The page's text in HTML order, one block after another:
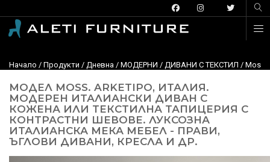
Начало / Продукти / Дневна / МОДЕРНИ / ДИВАНИ С ТЕКСТИЛ / Moss,
МОДЕЛ MOSS. ARKETIPO, ИТАЛИЯ.
МОДЕРЕН ИТАЛИАНСКИ ДИВАН С
КОЖЕНА ИЛИ ТЕКСТИЛНА ТАПИЦЕРИЯ С
КОНТРАСТНИ ШЕВОВЕ. ЛУКСОЗНА
ИТАЛИАНСКА МЕКА МЕБЕЛ - ПРАВИ,
ЪГЛОВИ ДИВАНИ, КРЕСЛА И ДР.